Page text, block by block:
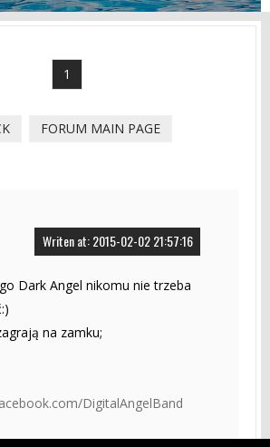
1
FORUM MAIN PAGE
Writen at: 2015-02-02 21:57:16
Dark Angel nikomu nie trzeba
na zamku;
DigitalAngelBand